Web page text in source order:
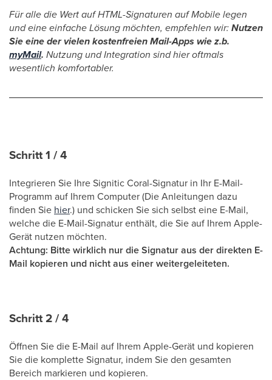
Für alle die Wert auf HTML-Signaturen auf Mobile legen
und eine einfache Lösung möchten, empfehlen wir:Nutzen
Sie eine der vielen kostenfreien Mail-Apps wie z.b.
myMail. Nutzung und Integration sind hier oftmals
wesentlich komfortabler.
Schritt 1 / 4
Integrieren Sie Ihre Signitic Coral-Signatur in Ihr E-Mail-
Programm auf Ihrem Computer (Die Anleitungen dazu
finden Sie hier.) und schicken Sie sich selbst eine E-Mail,
welche die E-Mail-Signatur enthält, die Sie auf Ihrem Apple-
Gerät nutzen möchten.
Achtung: Bitte wirklich nur die Signatur aus der direkten E-
Mail kopieren und nicht aus einer weitergeleiteten.
Schritt 2 / 4
Öffnen Sie die E-Mail auf Ihrem Apple-Gerät und kopieren
Sie die komplette Signatur, indem Sie den gesamten
Bereich markieren und kopieren.